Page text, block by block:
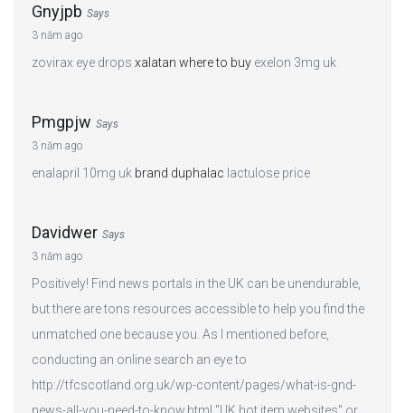
Gnyjpb Says
3 năm ago
zovirax eye drops xalatan where to buy exelon 3mg uk
Pmgpjw Says
3 năm ago
enalapril 10mg uk brand duphalac lactulose price
Davidwer Says
3 năm ago
Positively! Find news portals in the UK can be unendurable,
but there are tons resources accessible to help you find the
unmatched one because you. As I mentioned before,
conducting an online search an eye to
http://tfcscotland.org.uk/wp-content/pages/what-is-gnd-